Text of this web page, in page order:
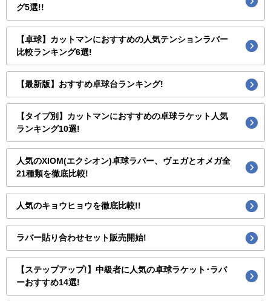
グ5選!!
【卓球】カットマンにおすすめの人気テンションラバー
比較ランキング6選!
【最新版】おすすめ卓球台ランキング!
【タイプ別】カットマンにおすすめの卓球ラケット人気
ランキング10選!
人気のXIOM(エクシオン)卓球ラバー、ヴェガとオメガ全
21種類を徹底比較!
人気のキョウヒョウを徹底比較!!
ラバー貼り合わせセット販売開始!
【ステップアップ!】中級者に人気の卓球ラケット･ラバ
ーおすすめ14選!